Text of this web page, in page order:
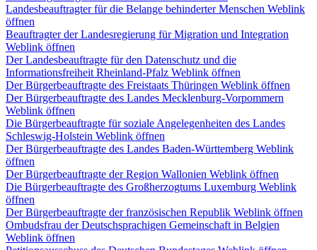
Landesbeauftragter für die Belange behinderter Menschen Weblink
öffnen
Beauftragter der Landesregierung für Migration und Integration
Weblink öffnen
Der Landesbeauftragte für den Datenschutz und die
Informationsfreiheit Rheinland-Pfalz Weblink öffnen
Der Bürgerbeauftragte des Freistaats Thüringen Weblink öffnen
Der Bürgerbeauftragte des Landes Mecklenburg-Vorpommern
Weblink öffnen
Die Bürgerbeauftragte für soziale Angelegenheiten des Landes
Schleswig-Holstein Weblink öffnen
Der Bürgerbeauftragte des Landes Baden-Württemberg Weblink
öffnen
Der Bürgerbeauftragte der Region Wallonien Weblink öffnen
Die Bürgerbeauftragte des Großherzogtums Luxemburg Weblink
öffnen
Der Bürgerbeauftragte der französischen Republik Weblink öffnen
Ombudsfrau der Deutschsprachigen Gemeinschaft in Belgien
Weblink öffnen